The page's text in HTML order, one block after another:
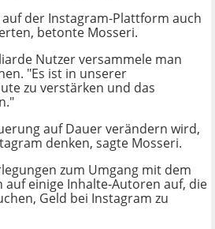
der Instagram-Plattform auch
betonte Mosseri.
Nutzer versammele man
"Es ist in unserer
zu verstärken und das
auf Dauer verändern wird,
denken, sagte Mosseri.
zum Umgang mit dem
auf einige Inhalte-Autoren auf, die
Geld bei Instagram zu